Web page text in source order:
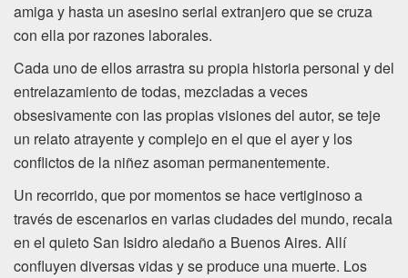
amiga y hasta un asesino serial extranjero que se cruza
con ella por razones laborales.
Cada uno de ellos arrastra su propia historia personal y del
entrelazamiento de todas, mezcladas a veces
obsesivamente con las propias visiones del autor, se teje
un relato atrayente y complejo en el que el ayer y los
conflictos de la niñez asoman permanentemente.
Un recorrido, que por momentos se hace vertiginoso a
través de escenarios en varias ciudades del mundo, recala
en el quieto San Isidro aledaño a Buenos Aires. Allí
confluyen diversas vidas y se produce una muerte. Los